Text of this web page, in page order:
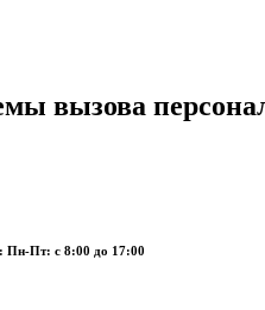
вызова
Пн-Пт: с 8:00 до 17:00